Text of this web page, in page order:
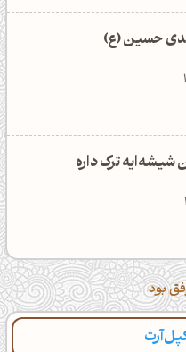
حسین (ع)
شیشه‌ایه ترک داره
بود